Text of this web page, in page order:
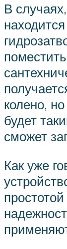
В
колено,
будет
сможет
Как уже